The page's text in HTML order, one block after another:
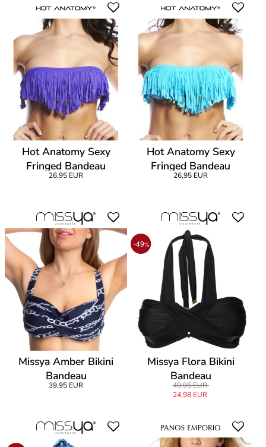
Hot Anatomy Sexy
Fringed Bandeau
26,95 EUR
Hot Anatomy Sexy
Fringed Bandeau
26,95 EUR
Missya Amber Bikini
Bandeau
39,95 EUR
-49%
Missya Flora Bikini
Bandeau
49,95 EUR
24,98 EUR